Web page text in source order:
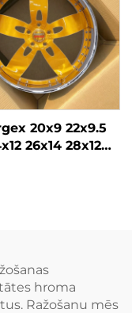
auto diski
20x9 22x9.5
26x14 28x12
hroma
Ražošanu mēs